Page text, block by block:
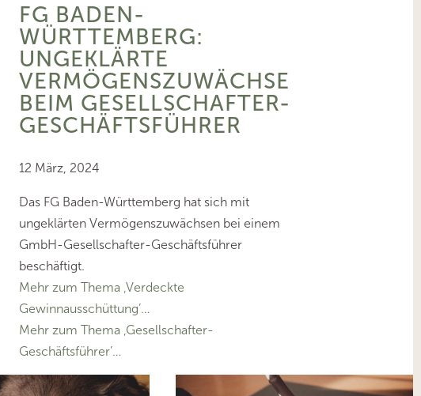
FG BADEN-
WÜRTTEMBERG:
UNGEKLÄRTE
VERMÖGENSZUWÄCHSE
BEIM GESELLSCHAFTER-
GESCHÄFTSFÜHRER
12 März, 2024
Das FG Baden-Württemberg hat sich mit
ungeklärten Vermögenszuwächsen bei einem
GmbH-Gesellschafter-Geschäftsführer
beschäftigt.
Mehr zum Thema ‚Verdeckte
Gewinnausschüttung’…
Mehr zum Thema ‚Gesellschafter-
Geschäftsführer’…